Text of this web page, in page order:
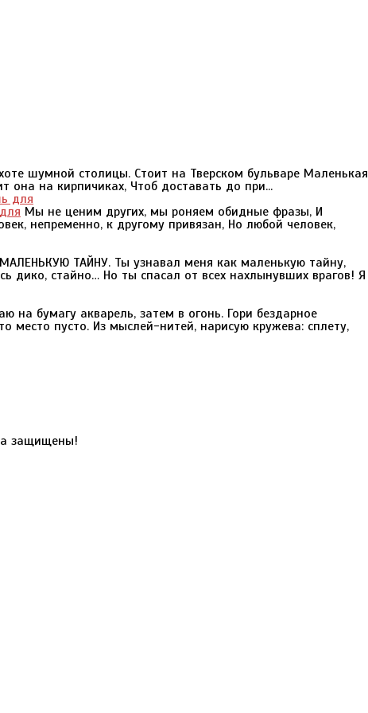
шумной столицы. Стоит на Тверском бульваре Маленькая
она на кирпичиках, Чтоб доставать до при...
Мы не ценим других, мы роняем обидные фразы, И
непременно, к другому привязан, Но любой человек,
ТАЙНУ. Ты узнавал меня как маленькую тайну,
стайно… Но ты спасал от всех нахлынувших врагов! Я
на бумагу акварель, затем в огонь. Гори бездарное
место пусто. Из мыслей-нитей, нарисую кружева: сплету,
защищены!